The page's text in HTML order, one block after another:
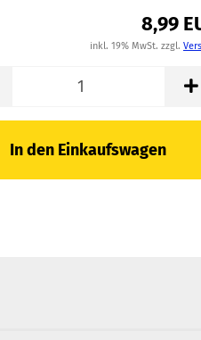
8,99
inkl. 19% MwSt. zzgl.
In den Einkaufswagen